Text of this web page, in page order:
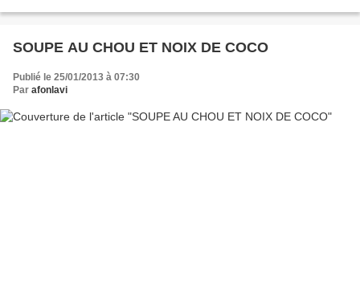
SOUPE AU CHOU ET NOIX DE COCO
Publié le 25/01/2013 à 07:30
Par afonlavi